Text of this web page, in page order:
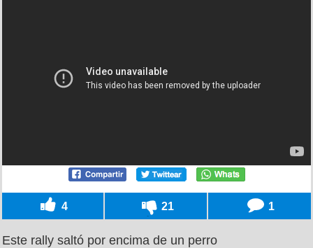
4 21 1
Este rally saltó por encima de un perro